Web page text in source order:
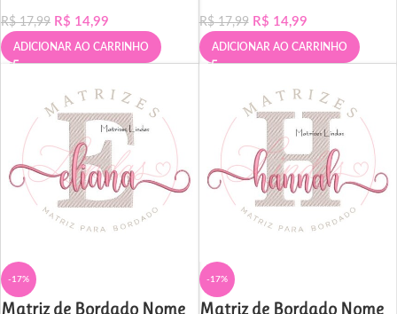
R$17,99 R$ 14,99
ADICIONAR AO CARRINHO
R$17,99 R$ 14,99
ADICIONAR AO CARRINHO
-17%
Matriz de Bordado Nome
-17%
Matriz de Bordado Nome